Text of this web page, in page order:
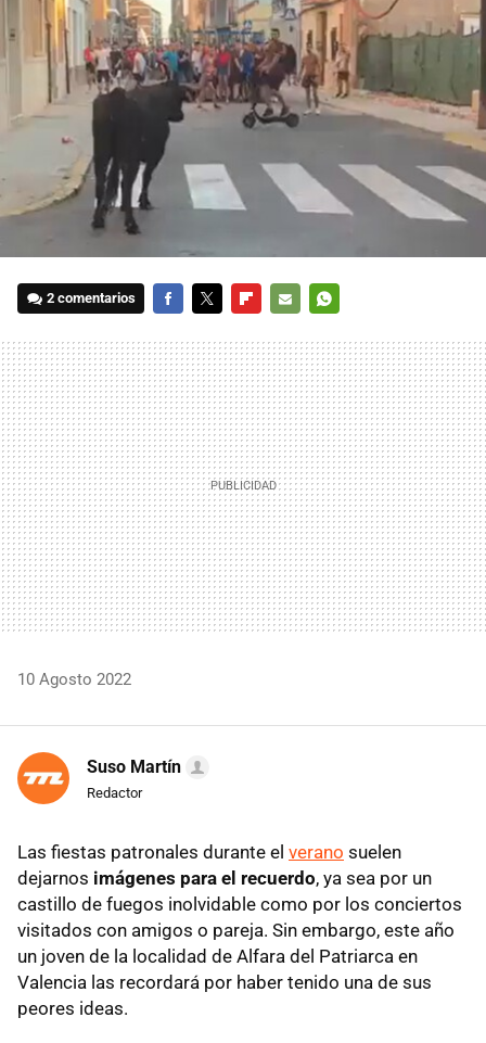
2 comentarios
MAIL
10 Agosto 2022
Suso Martín
Redactor
Las fiestas patronales durante el verano suelen
dejarnos imágenes para el recuerdo, ya sea por un
castillo de fuegos inolvidable como por los conciertos
visitados con amigos o pareja. Sin embargo, este año
un joven de la localidad de Alfara del Patriarca en
Valencia las recordará por haber tenido una de sus
peores ideas.